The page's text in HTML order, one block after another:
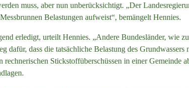
muss, aber nun unberücksichtigt. „Der
Belastungen aufweist“, bemängelt Hennies.
erledigt, urteilt Hennies. „Andere Bundesländer, wie
dass die tatsächliche Belastung des Grundwassers
Stickstoffüberschüssen in einer Gemeinde